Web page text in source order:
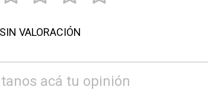
SIN VALORACIÓN
acá tu opinión